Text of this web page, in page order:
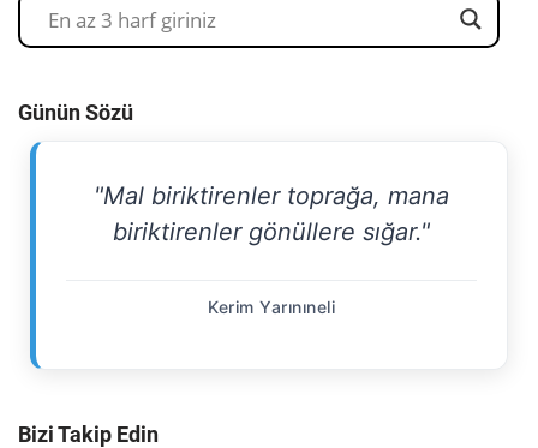
Günün Sözü
"Mal biriktirenler toprağa, mana
biriktirenler gönüllere sığar."
Kerim Yarınıneli
Bizi Takip Edin